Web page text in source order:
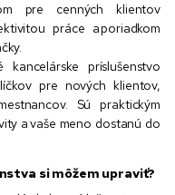
pre cenných klientov
práce a poriadkom
príslušenstvo
pre nových klientov,
Sú praktickým
a vaše meno dostanú do
si môžem upraviť?